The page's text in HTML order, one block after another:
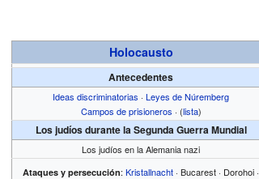
Holocausto
Antecedentes
Ideas discriminatorias ·Leyes de Núremberg
Campos de prisioneros · (lista)
Los judíos durante la Segunda Guerra Mundial
Los judíos en la Alemania nazi
Ataques y persecución:Kristallnacht · Bucarest · Dorohoi ·